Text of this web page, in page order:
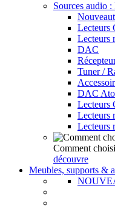
Sources audio :
Lecteurs
Lecteurs
DAC
Tuner /
DAC
Lecteurs
Lecteurs
Lecteurs
Comment
découvre
Meubles, supports &